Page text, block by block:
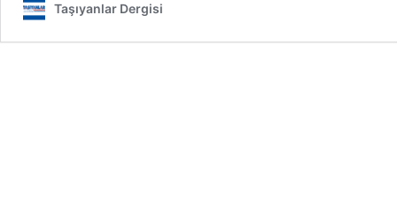
Taşıyanlar Dergisi